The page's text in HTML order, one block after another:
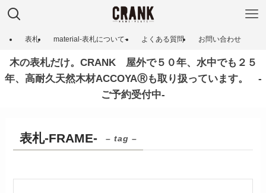
表札 material-表札について‐ よくある質問 お問い合わせ
木の表札だけ。CRANK 屋外で５０年、水中でも２５
年、高耐久天然木材ACCOYAⓇも取り扱っています。 ‐
ご予約受付中‐
表札‐FRAME‐ – tag –